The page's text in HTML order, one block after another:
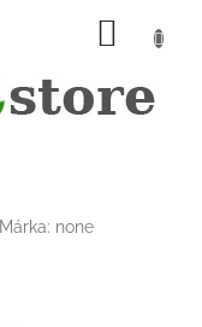
KOSÁR
Márka: none